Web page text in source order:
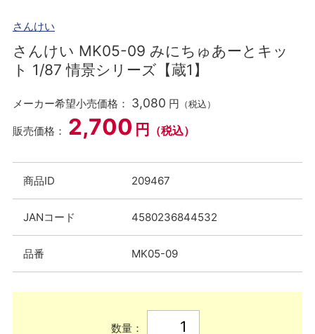
さんけい
さんけい MK05-09 みにちゅあーとキッ
ト 1/87 情景シリーズ【蔵1】
メーカー希望小売価格： 3,080 円 （税込）
販売価格： 2,700 円 （税込）
商品ID 209467
JANコード 4580236844532
品番 MK05-09
数量：